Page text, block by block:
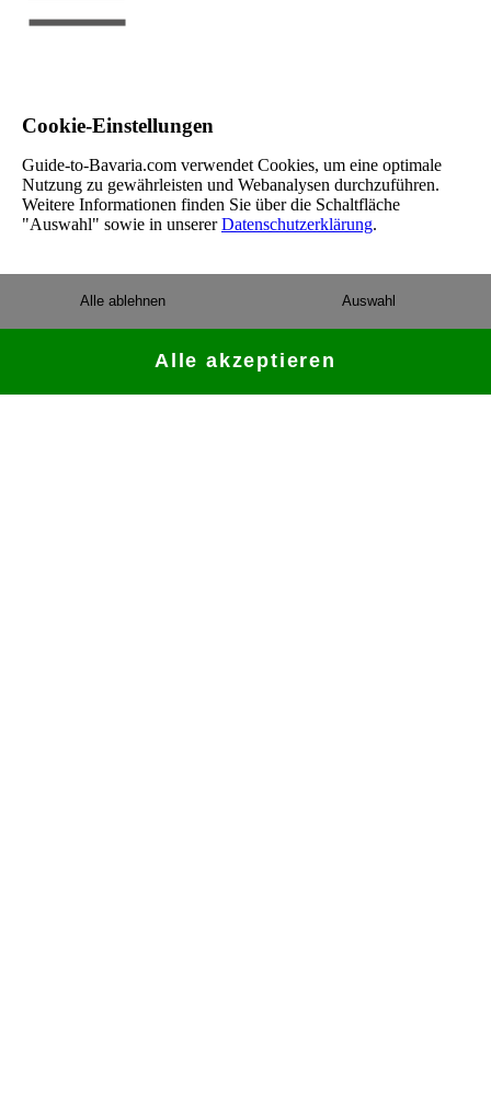
Cookie-Einstellungen
Guide-to-Bavaria.com verwendet Cookies, um eine optimale
Nutzung zu gewährleisten und Webanalysen durchzuführen.
Weitere Informationen finden Sie über die Schaltfläche
"Auswahl" sowie in unsererDatenschutzerklärung.
Auswahl
Alle ablehnen
Alle akzeptieren